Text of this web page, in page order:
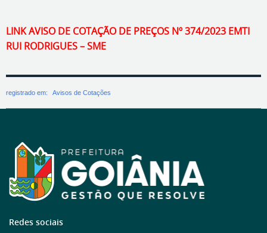
LINK AVISO DE COTAÇÃO DE PREÇOS Nº 374/2023 EMTI
RUI RODRIGUES – SME
registrado em: Avisos de Cotações
Redes sociais